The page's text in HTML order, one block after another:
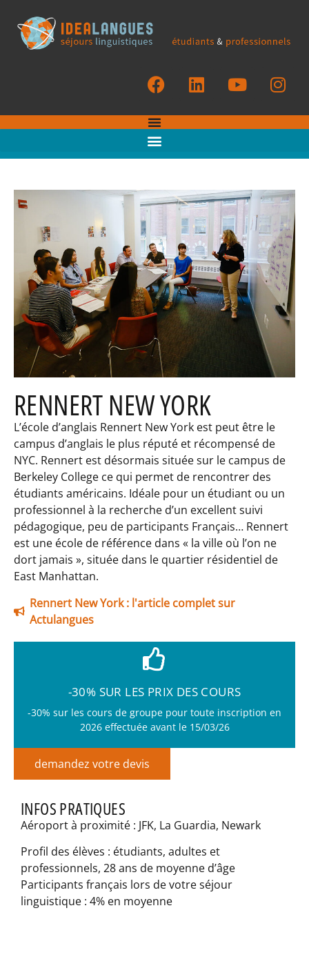
RENNERT NEW YORK
L’école d’anglais Rennert New York est peut être le
campus d’anglais le plus réputé et récompensé de
NYC. Rennert est désormais située sur le campus de
Berkeley College ce qui permet de rencontrer des
étudiants américains. Idéale pour un étudiant ou un
professionnel à la recherche d’un excellent suivi
pédagogique, peu de participants Français… Rennert
est une école de référence dans « la ville où l’on ne
dort jamais », située dans le quartier résidentiel de
East Manhattan.
Rennert New York : l'article complet sur
Actulangues
-30% SUR LES PRIX DES COURS
-30% sur les cours de groupe pour toute inscription en
2026 effectuée avant le 15/03/26
demandez votre devis
INFOS PRATIQUES
Aéroport à proximité : JFK, La Guardia, Newark
Profil des élèves : étudiants, adultes et
professionnels, 28 ans de moyenne d’âge
Participants français lors de votre séjour
linguistique : 4% en moyenne